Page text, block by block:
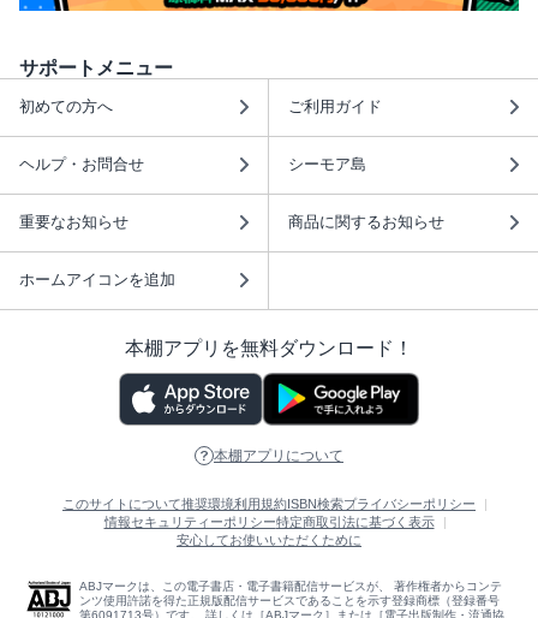
サポートメニュー
初めての方へ ご利用ガイド
ヘルプ・お問合せ シーモア島
重要なお知らせ 商品に関するお知らせ
ホームアイコンを追加
本棚アプリを無料ダウンロード！
本棚アプリについて
このサイトについて推奨環境利用規約ISBN検索プライバシーポリシー
情報セキュリティーポリシー特定商取引法に基づく表示
安心してお使いいただくために
ABJマークは、この電子書店・電子書籍配信サービスが、 著作権者からコンテ
ンツ使用許諾を得た正規版配信サービスであることを示す登録商標（登録番号
第6091713号）です。 詳しくは［ABJマーク］または［電子出版制作・流通協